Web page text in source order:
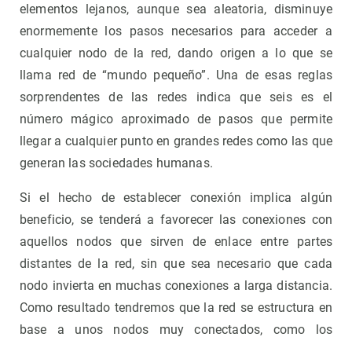
elementos lejanos, aunque sea aleatoria, disminuye
enormemente los pasos necesarios para acceder a
cualquier nodo de la red, dando origen a lo que se
llama red de “mundo pequeño”. Una de esas reglas
sorprendentes de las redes indica que seis es el
número mágico aproximado de pasos que permite
llegar a cualquier punto en grandes redes como las que
generan las sociedades humanas.
Si el hecho de establecer conexión implica algún
beneficio, se tenderá a favorecer las conexiones con
aquellos nodos que sirven de enlace entre partes
distantes de la red, sin que sea necesario que cada
nodo invierta en muchas conexiones a larga distancia.
Como resultado tendremos que la red se estructura en
base a unos nodos muy conectados, como los